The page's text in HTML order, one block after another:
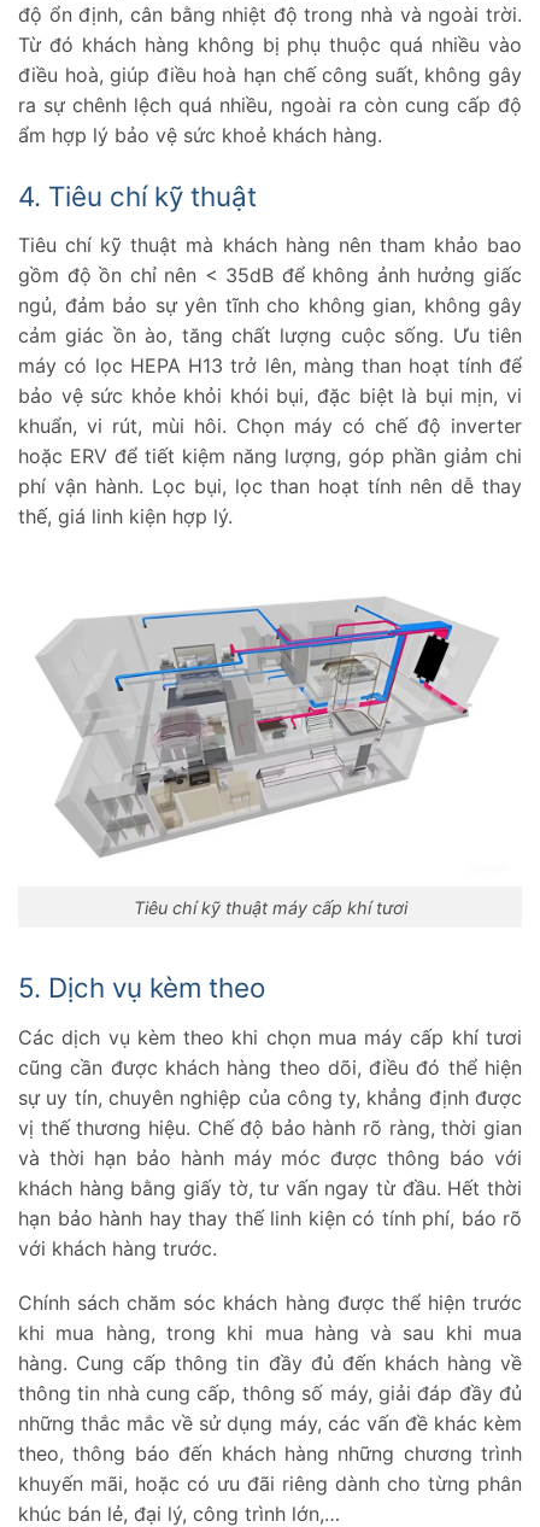
độ ổn định, cân bằng nhiệt độ trong nhà và ngoài trời.
Từ đó khách hàng không bị phụ thuộc quá nhiều vào
điều hoà, giúp điều hoà hạn chế công suất, không gây
ra sự chênh lệch quá nhiều, ngoài ra còn cung cấp độ
ẩm hợp lý bảo vệ sức khoẻ khách hàng.
4. Tiêu chí kỹ thuật
Tiêu chí kỹ thuật mà khách hàng nên tham khảo bao
gồm độ ồn chỉ nên < 35dB để không ảnh hưởng giấc
ngủ, đảm bảo sự yên tĩnh cho không gian, không gây
cảm giác ồn ào, tăng chất lượng cuộc sống. Ưu tiên
máy có lọc HEPA H13 trở lên, màng than hoạt tính để
bảo vệ sức khỏe khỏi khói bụi, đặc biệt là bụi mịn, vi
khuẩn, vi rút, mùi hôi. Chọn máy có chế độ inverter
hoặc ERV để tiết kiệm năng lượng, góp phần giảm chi
phí vận hành. Lọc bụi, lọc than hoạt tính nên dễ thay
thế, giá linh kiện hợp lý.
Tiêu chí kỹ thuật máy cấp khí tươi
5. Dịch vụ kèm theo
Các dịch vụ kèm theo khi chọn mua máy cấp khí tươi
cũng cần được khách hàng theo dõi, điều đó thể hiện
sự uy tín, chuyên nghiệp của công ty, khẳng định được
vị thế thương hiệu. Chế độ bảo hành rõ ràng, thời gian
và thời hạn bảo hành máy móc được thông báo với
khách hàng bằng giấy tờ, tư vấn ngay từ đầu. Hết thời
hạn bảo hành hay thay thế linh kiện có tính phí, báo rõ
với khách hàng trước.
Chính sách chăm sóc khách hàng được thể hiện trước
khi mua hàng, trong khi mua hàng và sau khi mua
hàng. Cung cấp thông tin đầy đủ đến khách hàng về
thông tin nhà cung cấp, thông số máy, giải đáp đầy đủ
những thắc mắc về sử dụng máy, các vấn đề khác kèm
theo, thông báo đến khách hàng những chương trình
khuyến mãi, hoặc có ưu đãi riêng dành cho từng phân
khúc bán lẻ, đại lý, công trình lớn,…